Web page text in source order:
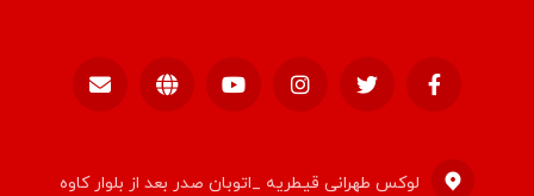
لوکس طهرانی قیطریه _اتوبان صدر بعد از بلوار کاوه